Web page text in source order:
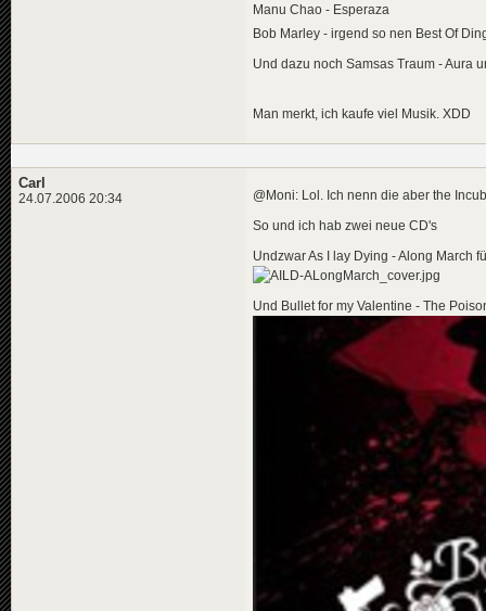
Manu Chao - Esperaza
Bob Marley - irgend so nen Best Of
Und dazu noch Samsas Traum - Aura
Man merkt, ich kaufe viel Musik. XDD
Carl
24.07.2006 20:34 @Moni: Lol. Ich nenn die aber the
So und ich hab zwei neue CD's
Undzwar As I lay Dying - Along March
Und Bullet for my Valentine - The